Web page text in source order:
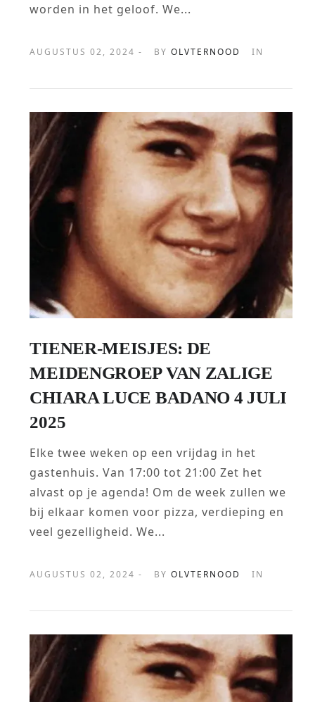
worden in het geloof. We...
AUGUSTUS 02, 2024 - BYOLVTERNOOD IN
TIENER-MEISJES: DE
MEIDENGROEP VAN ZALIGE
CHIARA LUCE BADANO 4 JULI
2025
Elke twee weken op een vrijdag in het
gastenhuis. Van 17:00 tot 21:00 Zet het
alvast op je agenda! Om de week zullen we
bij elkaar komen voor pizza, verdieping en
veel gezelligheid. We...
AUGUSTUS 02, 2024 - BYOLVTERNOOD IN